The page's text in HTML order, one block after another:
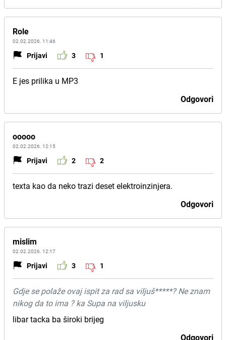
Role
02.02.2026. 11:46
Prijavi 3 1
E jes prilika u MP3
Odgovori
ooooo
02.02.2026. 12:15
Prijavi 2 2
texta kao da neko trazi deset elektroinzinjera.
Odgovori
mislim
02.02.2026. 12:17
Prijavi 3 1
Gdje se polaže ovaj ispit za rad sa viljuš*****? Ne znam
nikog da to ima ? ka Supa na viljusku
libar tacka ba široki brijeg
Odgovori